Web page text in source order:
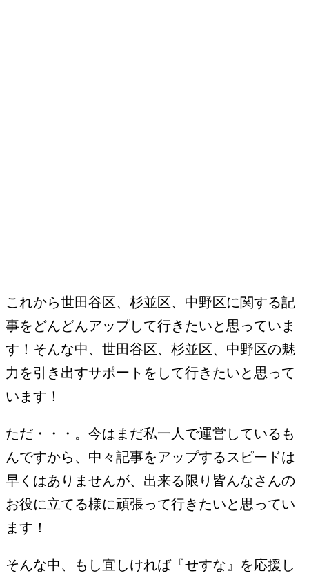
これから世田谷区、杉並区、中野区に関する記
事をどんどんアップして行きたいと思っていま
す！そんな中、世田谷区、杉並区、中野区の魅
力を引き出すサポートをして行きたいと思って
います！
ただ・・・。今はまだ私一人で運営しているも
んですから、中々記事をアップするスピードは
早くはありませんが、出来る限り皆んなさんの
お役に立てる様に頑張って行きたいと思ってい
ます！
そんな中、もし宜しければ『せすな』を応援し